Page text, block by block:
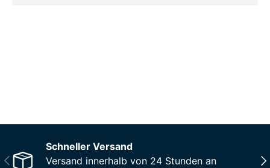
Vorherige
Schneller Versand
Versand innerhalb von 24 Stunden an